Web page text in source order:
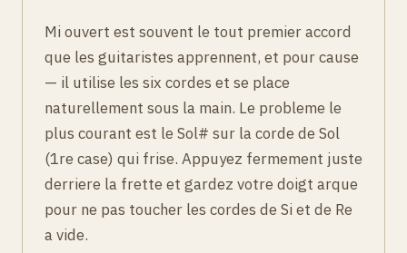
Mi ouvert est souvent le tout premier accord
que les guitaristes apprennent, et pour cause
— il utilise les six cordes et se place
naturellement sous la main. Le probleme le
plus courant est le Sol# sur la corde de Sol
(1re case) qui frise. Appuyez fermement juste
derriere la frette et gardez votre doigt arque
pour ne pas toucher les cordes de Si et de Re
a vide.